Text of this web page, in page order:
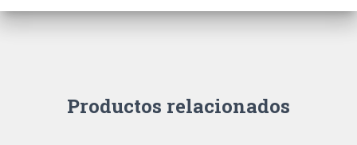
Productos relacionados